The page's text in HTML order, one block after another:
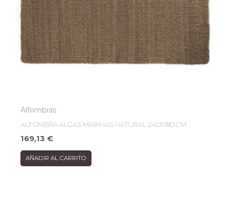
Alfombras
ALFOMBRA ALGAS MARINAS NATURAL 240X180 CM
169,13 €
AÑADIR AL CARRITO